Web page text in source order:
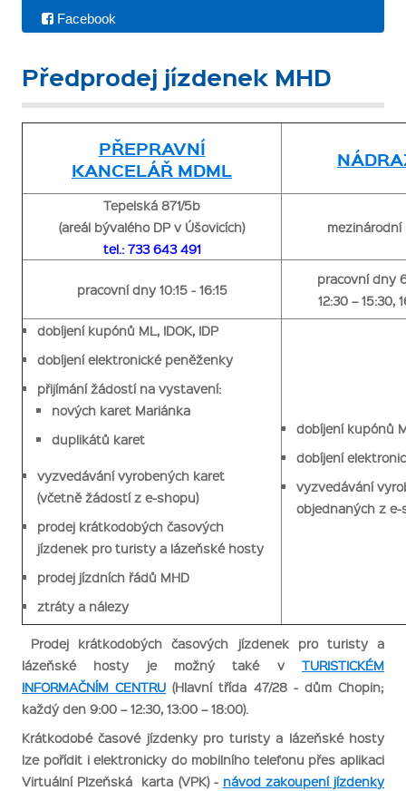
Facebook
Předprodej jízdenek MHD
PŘEPRAVNÍ
KANCELÁŘ MDML
Tepelská 871/5b
(areál bývalého DP v Úšovicích)
tel.: 733 643 491
pracovní dny 10:15 - 16:15
pracovní dny
12:30 – 15:30,
dobíjení kupónů ML, IDOK, IDP
dobíjení elektronické peněženky
přijímání žádostí na vystavení:
nových karet Mariánka
duplikátů karet
vyzvedávání vyrobených karet
(včetně žádostí z e-shopu)
prodej krátkodobých časových
jízdenek pro turisty a lázeňské hosty
prodej jízdních řádů MHD
ztráty a nálezy
dobíjení kupónů
dobíjení
vyzvedávání
objednaných z e-
Prodej krátkodobých časových jízdenek pro turisty a
lázeňské hosty je možný také v TURISTICKÉM
INFORMAČNÍM CENTRU (Hlavní třída 47/28 - dům Chopin;
každý den 9:00 – 12:30, 13:00 – 18:00).
Krátkodobé časové jízdenky pro turisty a lázeňské hosty
lze pořídit i elektronicky do mobilního telefonu přes aplikaci
Virtuální Plzeňská karta (VPK) - návod zakoupení jízdenky